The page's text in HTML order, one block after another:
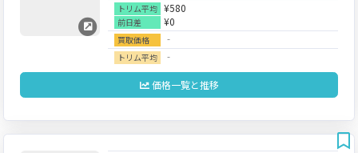
トリム平均 ¥580
前日差 ¥0
買取価格 ‐
トリム平均 ‐
価格一覧と推移